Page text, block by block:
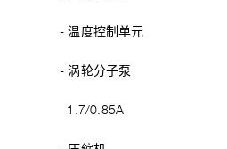
- 温度控制单元
- 涡轮分子泵
1.7/0.85A